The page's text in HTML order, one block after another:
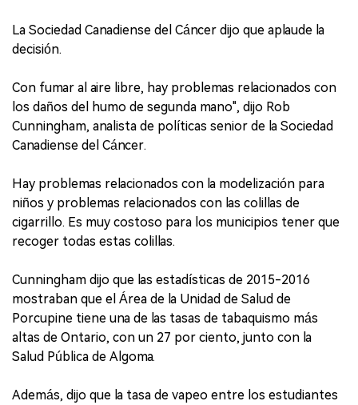
La Sociedad Canadiense del Cáncer dijo que aplaude la
decisión.
Con fumar al aire libre, hay problemas relacionados con
los daños del humo de segunda mano", dijo Rob
Cunningham, analista de políticas senior de la Sociedad
Canadiense del Cáncer.
Hay problemas relacionados con la modelización para
niños y problemas relacionados con las colillas de
cigarrillo. Es muy costoso para los municipios tener que
recoger todas estas colillas.
Cunningham dijo que las estadísticas de 2015-2016
mostraban que el Área de la Unidad de Salud de
Porcupine tiene una de las tasas de tabaquismo más
altas de Ontario, con un 27 por ciento, junto con la
Salud Pública de Algoma.
Además, dijo que la tasa de vapeo entre los estudiantes